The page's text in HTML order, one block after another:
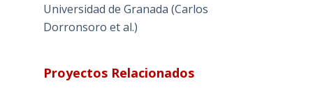
Universidad de Granada (Carlos
Dorronsoro et al.)
Proyectos Relacionados